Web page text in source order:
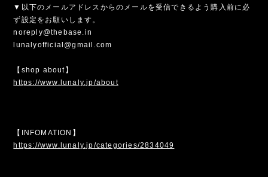
▼以下のメールアドレスからのメールを受信できるよう購入前に必
ず設定をお願いします。
noreply@thebase.in
lunalyofficial@gmail.com
【shop about】
https://www.lunaly.jp/about
【INFOMATION】
https://www.lunaly.jp/categories/2834049